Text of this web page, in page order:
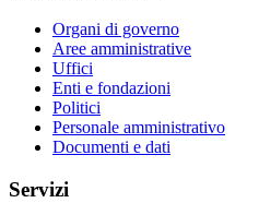
Organi di governo
Aree amministrative
Uffici
Enti e fondazioni
Politici
Personale amministrativo
Documenti e dati
Servizi